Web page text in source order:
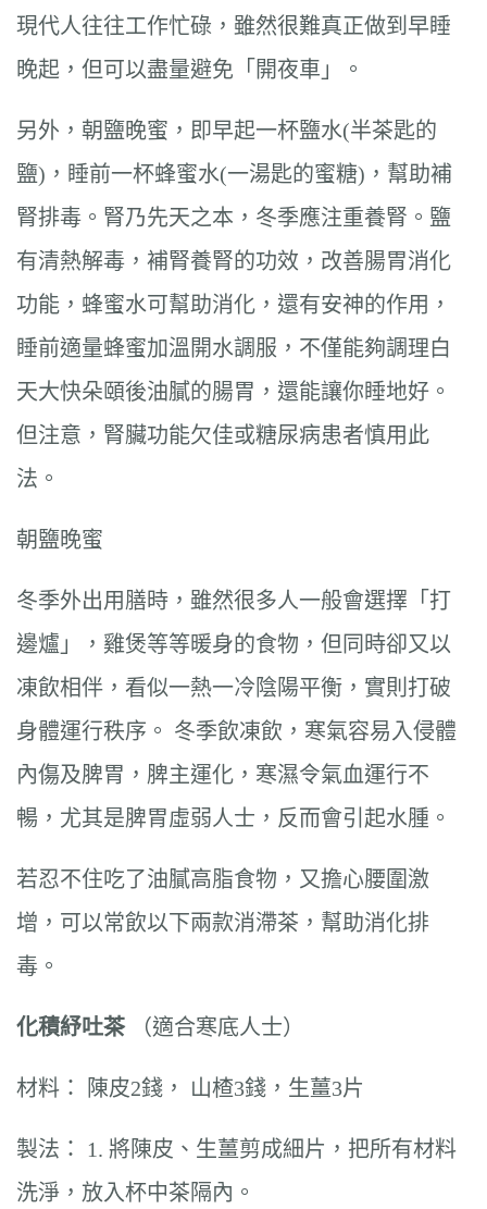
現代人往往工作忙碌，雖然很難真正做到早睡
晚起，但可以盡量避免「開夜車」。
另外，朝鹽晚蜜，即早起一杯鹽水(半茶匙的
鹽)，睡前一杯蜂蜜水(一湯匙的蜜糖)，幫助補
腎排毒。腎乃先天之本，冬季應注重養腎。鹽
有清熱解毒，補腎養腎的功效，改善腸胃消化
功能，蜂蜜水可幫助消化，還有安神的作用，
睡前適量蜂蜜加溫開水調服，不僅能夠調理白
天大快朵頤後油膩的腸胃，還能讓你睡地好。
但注意，腎臟功能欠佳或糖尿病患者慎用此
法。
朝鹽晚蜜
冬季外出用膳時，雖然很多人一般會選擇「打
邊爐」，雞煲等等暖身的食物，但同時卻又以
凍飲相伴，看似一熱一冷陰陽平衡，實則打破
身體運行秩序。 冬季飲凍飲，寒氣容易入侵體
內傷及脾胃，脾主運化，寒濕令氣血運行不
暢，尤其是脾胃虛弱人士，反而會引起水腫。
若忍不住吃了油膩高脂食物，又擔心腰圍激
增，可以常飲以下兩款消滯茶，幫助消化排
毒。
化積紓吐茶（適合寒底人士）
材料： 陳皮2錢， 山楂3錢，生薑3片
製法： 1. 將陳皮、生薑剪成細片，把所有材料
洗淨，放入杯中茶隔內。